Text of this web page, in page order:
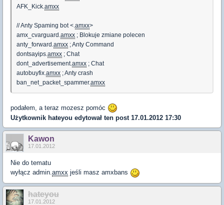
AFK_Kick. amxx
// Anty Spaming bot <. amxx>
amx_cvarguard. amxx ; Blokuje zmiane polecen
anty_forward. amxx ; Anty Command
dontsayips. amxx ; Chat
dont_advertisement.amxx ; Chat
autobuyfix. amxx ; Anty crash
ban_net_packet_spammer.amxx
podałem, a teraz mozesz pomóc
Użytkownik hateyou edytował ten post 17.01.2012 17:30
Kawon
17.01.2012
Nie do tematu
wyłącz admin.amxx jeśli masz amxbans
hateyou
17.01.2012